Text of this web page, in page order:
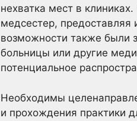
нехватка мест в
медсестер, предоставляя
возможности также были
больницы или другие
потенциальное
Необходимы
и прохождения практики